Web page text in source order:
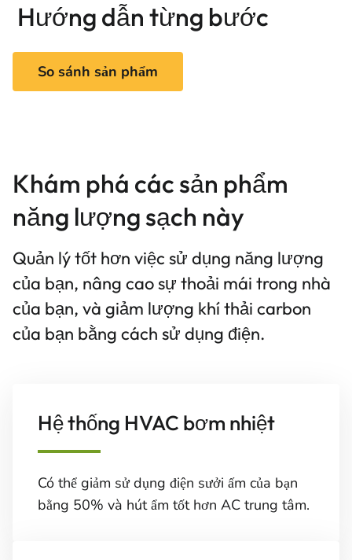
Hướng dẫn từng bước
So sánh sản phẩm
Khám phá các sản phẩm
năng lượng sạch này
Quản lý tốt hơn việc sử dụng năng lượng
của bạn, nâng cao sự thoải mái trong nhà
của bạn, và giảm lượng khí thải carbon
của bạn bằng cách sử dụng điện.
Hệ thống HVAC bơm nhiệt
Có thể giảm sử dụng điện sưởi ấm của bạn
bằng 50% và hút ẩm tốt hơn AC trung tâm.